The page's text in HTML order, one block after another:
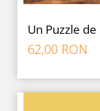
Un Puzzle
62,00 RON